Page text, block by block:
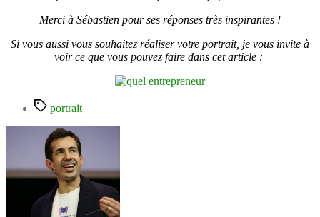
Merci à Sébastien pour ses réponses très inspirantes !
Si vous aussi vous souhaitez réaliser votre portrait, je vous invite à
voir ce que vous pouvez faire dans cet article :
Étiquettes
portrait